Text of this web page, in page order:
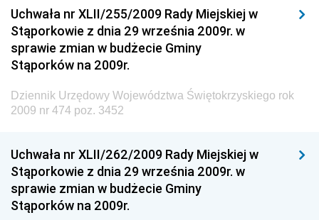
Narodowego i Sportu
Dziennik Urzędowy Ministra Finansów, Funduszy i
Polityki Regionalnej
Dziennik Urzędowy Ministra Rozwoju, Pracy i
Technologii
Dziennik Urzędowy Ministra Kultury, Dziedzictwa
Dziennik Urzędowy Ministra Rodziny i Polityki
Społecznej
Dziennik Urzędowy Komendy Głównej Straży
Granicznej
Uchwała nr XLII/255/2009 Rady Miejskiej w
Stąporkowie z dnia 29 września 2009r. w
sprawie zmian w budżecie Gminy
Stąporków na 2009r.
Dziennik Urzędowy Województwa Świętokrzyskiego rok
2009 nr 474 poz. 3452
Uchwała nr XLII/262/2009 Rady Miejskiej w
Stąporkowie z dnia 29 września 2009r. w
sprawie zmian w budżecie Gminy
Stąporków na 2009r.